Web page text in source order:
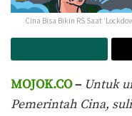
Cina Bisa Bikin RS Saat
MOJOK.CO– Untuk
Pemerintah Cina,